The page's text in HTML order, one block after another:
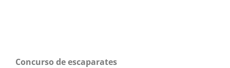
Concurso de escaparates